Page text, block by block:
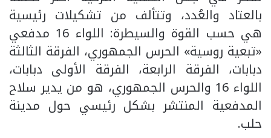
بالعتاد والعُدد، وتتألف من تشكيلات رئيسية
هي حسب القوة والسيطرة: اللواء 16 مدفعي
«تبعية روسية» الحرس الجمهوري، الفرقة الثالثة
دبابات، الفرقة الرابعة، الفرقة الأولى دبابات،
اللواء 16 والحرس الجمهوري، هو من يدير سلاح
المدفعية المنتشر بشكل رئيسي حول مدينة
حلب.